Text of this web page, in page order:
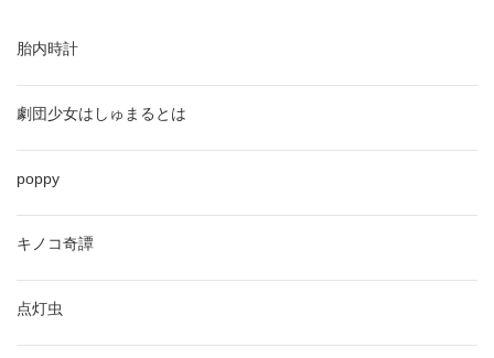
胎内時計
劇団少女はしゅまるとは
poppy
キノコ奇譚
点灯虫